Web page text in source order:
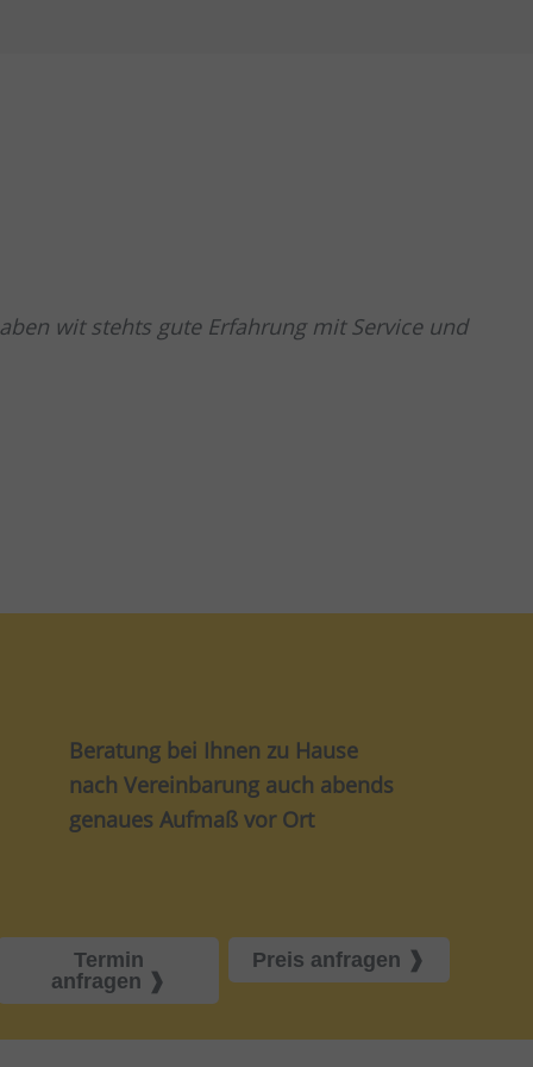
wit stehts gute Erfahrung mit Service und
Beratung bei Ihnen zu Hause
nach Vereinbarung auch abends
genaues Aufmaß vor Ort
Termin
anfragen
Preis anfragen